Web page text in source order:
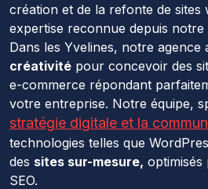
création et de la refonte de sites
expertise reconnue depuis notre
Dans les Yvelines, notre agence
créativité pour concevoir des
e-commerce répondant
votre entreprise. Notre équipe,
stratégie digitale et la
technologies telles que
des sites sur-mesure,
SEO.